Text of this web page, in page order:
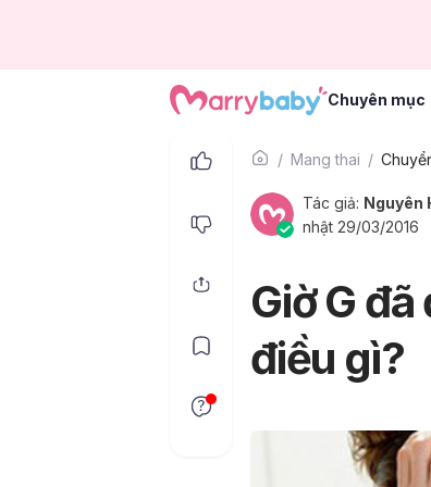
Chuyên mục
Mang thai
Tác giả: Nguyên
nhật 29/03/2016
Giờ G
điều gì?